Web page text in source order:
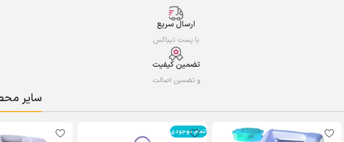
ارسال سریع
با پست تیباکس
تضمین کیفیت
و تضمین اصالت
سایر
اتمام موجودی